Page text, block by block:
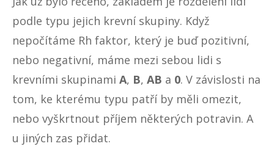
podle typu jejich krevní skupiny. Když
nepočítáme Rh faktor, který je buď pozitivní,
nebo negativní, máme mezi sebou lidi s
krevními skupinami A, B, AB a 0. V závislosti na
tom, ke kterému typu patří by měli omezit,
nebo vyškrtnout příjem některých potravin. A
u jiných zas přidat.